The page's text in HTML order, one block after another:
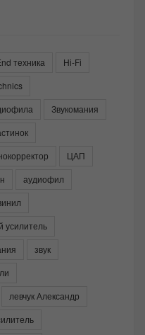
техника
Hi-Fi
Звукомания
ЦАП
аудиофил
усилитель
звук
левчук Александр